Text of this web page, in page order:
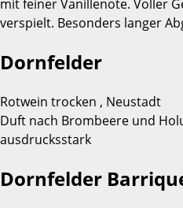
mit feiner Vanillenote. Voller
verspielt. Besonders langer
Dornfelder
Rotwein trocken , Neustadt
Duft nach Brombeere und
ausdrucksstark
Dornfelder